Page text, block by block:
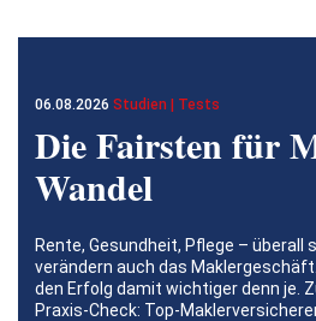
06.08.2026 Studien | Tests
Die Fairsten für
Wandel
Rente, Gesundheit, Pflege – überall
verändern auch das
den Erfolg damit wichtiger denn je.
Praxis-Check: Top-